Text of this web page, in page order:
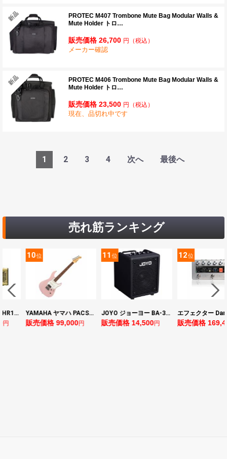
PROTEC M407 Trombone Mute Bag Modular Walls &
Mute Holder トロ…
販売価格 26,700 円 （税込）
メーカー確認
PROTEC M406 Trombone Mute Bag Modular Walls &
Mute Holder トロ…
販売価格 23,500 円 （税込）
現在、品切れ中です
1 2 3 4 次へ 最後へ
売れ筋ランキング
YAMAHA ヤマハ PACS+12 ASP Pacifica Standard Plus パシフィカスタンダードプラス エレキギター
格 99,000円
位
JOYO ジョーヨー BA-30 VIBE CUBE BLK 30W 小型ベースアンプ Bluetooth+OTGオーディオI/F搭載
販売価格 14,500円
12位
エフェクター Darkglass Electronics Anagram ベースエフェクター プリアンプ ダークグラス アナグラム
販売価格 169,400円 販売